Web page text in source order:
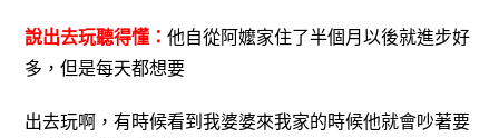
說出去玩聽得懂：他自從阿嬤家住了半個月以後就進步好
多，但是每天都想要
出去玩啊，有時候看到我婆婆來我家的時候他就會吵著要